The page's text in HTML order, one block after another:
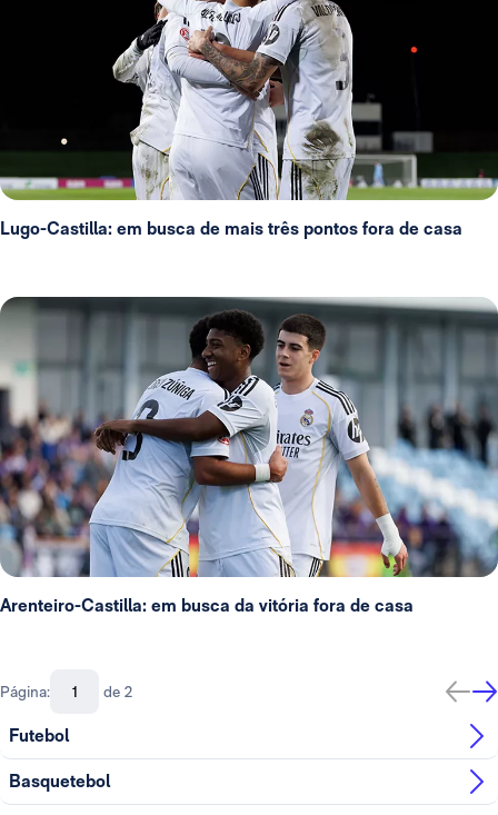
Lugo-Castilla: em busca de mais três pontos fora de casa
Arenteiro-Castilla: em busca da vitória fora de casa
Página: de 2
Futebol
Basquetebol